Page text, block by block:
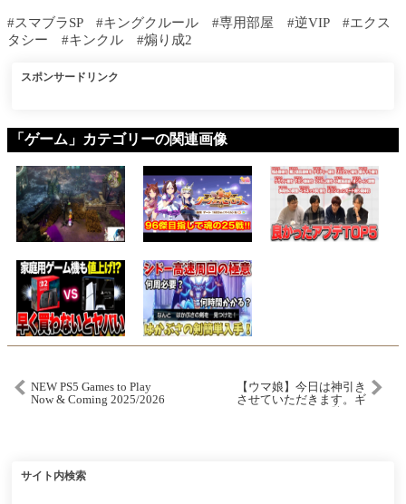
#スマブラSP #キングクルール #専用部屋 #逆VIP #エクス
タシー #キンクル #煽り成2
スポンサードリンク
「ゲーム」カテゴリーの関連画像
NEW PS5 Games to Play
Now & Coming 2025/2026
【ウマ娘】今日は神引き
させていただきます。ギ
サイト内検索